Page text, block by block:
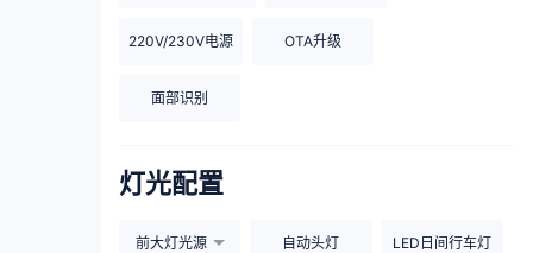
220V/230V电源 OTA升级
面部识别
灯光配置
前大灯光源 自动头灯 LED日间行车灯